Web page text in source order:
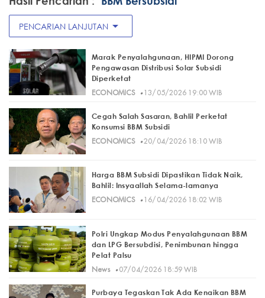
PENCARIAN LANJUTAN arrow_drop_down
Marak Penyalahgunaan, HIPMI Dorong
Pengawasan Distribusi Solar Subsidi
Diperketat
ECONOMICS· 13/05/2026 19:00 WIB
Cegah Salah Sasaran, Bahlil Perketat
Konsumsi BBM Subsidi
ECONOMICS· 20/04/2026 18:10 WIB
Harga BBM Subsidi Dipastikan Tidak Naik,
Bahlil: Insyaallah Selama-lamanya
ECONOMICS· 16/04/2026 18:02 WIB
Polri Ungkap Modus Penyalahgunaan BBM
dan LPG Bersubdisi, Penimbunan hingga
Pelat Palsu
News· 07/04/2026 18:59 WIB
Purbaya Tegaskan Tak Ada Kenaikan BBM